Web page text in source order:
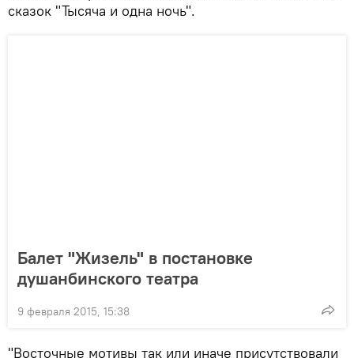
сказок "Тысяча и одна ночь".
Балет "Жизель" в постановке
душанбинского театра
9 февраля 2015, 15:38
"Восточные мотивы так или иначе присутствовали